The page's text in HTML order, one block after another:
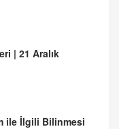
ile İlgili Bilinmesi